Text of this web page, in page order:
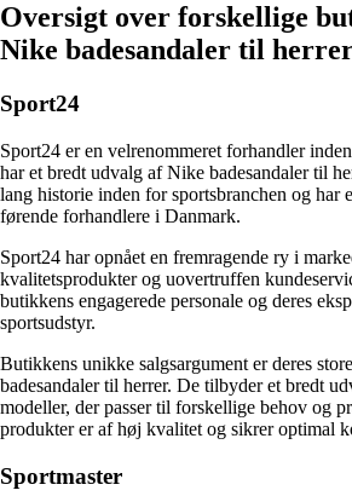
Oversigt over forskellige
Nike badesandaler til
Sport24
Sport24 er en velrenommeret forhandler
har et bredt udvalg af Nike badesandaler til
lang historie inden for sportsbranchen og har
førende forhandlere i Danmark.
Sport24 har opnået en fremragende ry i
kvalitetsprodukter og uovertruffen
butikkens engagerede personale og deres
sportsudstyr.
Butikkens unikke salgsargument er deres
badesandaler til herrer. De tilbyder et bredt
modeller, der passer til forskellige behov og
produkter er af høj kvalitet og sikrer optimal
Sportmaster